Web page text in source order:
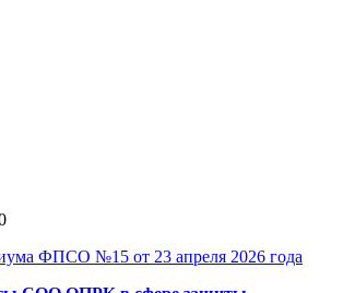
ФПСО №15 от 23 апреля 2026 года